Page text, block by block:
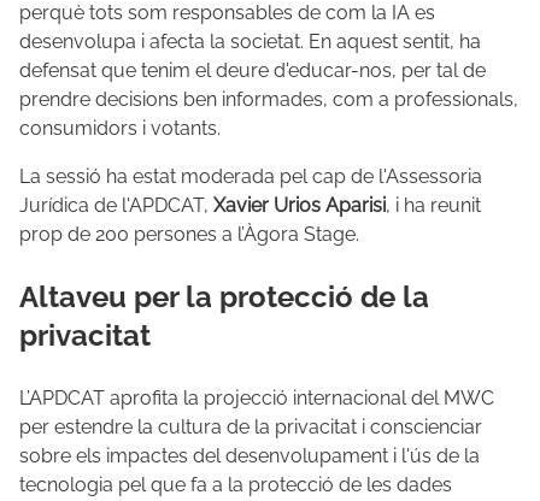
perquè tots som responsables de com la IA es
desenvolupa i afecta la societat. En aquest sentit, ha
defensat que tenim el deure d'educar-nos, per tal de
prendre decisions ben informades, com a professionals,
consumidors i votants.
La sessió ha estat moderada pel cap de l'Assessoria
Jurídica de l'APDCAT, Xavier Urios Aparisi, i ha reunit
prop de 200 persones a l’Àgora Stage.
Altaveu per la protecció de la
privacitat
L’APDCAT aprofita la projecció internacional del MWC
per estendre la cultura de la privacitat i conscienciar
sobre els impactes del desenvolupament i l'ús de la
tecnologia pel que fa a la protecció de les dades